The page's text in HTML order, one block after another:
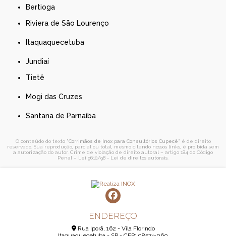
Bertioga
Riviera de São Lourenço
Itaquaquecetuba
Jundiaí
Tietê
Mogi das Cruzes
Santana de Parnaíba
O conteúdo do texto "Corrimãos de Inox para Consultórios Cupecê" é de direito
reservado. Sua reprodução, parcial ou total, mesmo citando nossos links, é proibida sem
a autorização do autor. Crime de violação de direito autoral – artigo 184 do Código
Penal – Lei 9610/98 - Lei de direitos autorais
ENDEREÇO
Rua Iporã, 162 - Vila Florindo